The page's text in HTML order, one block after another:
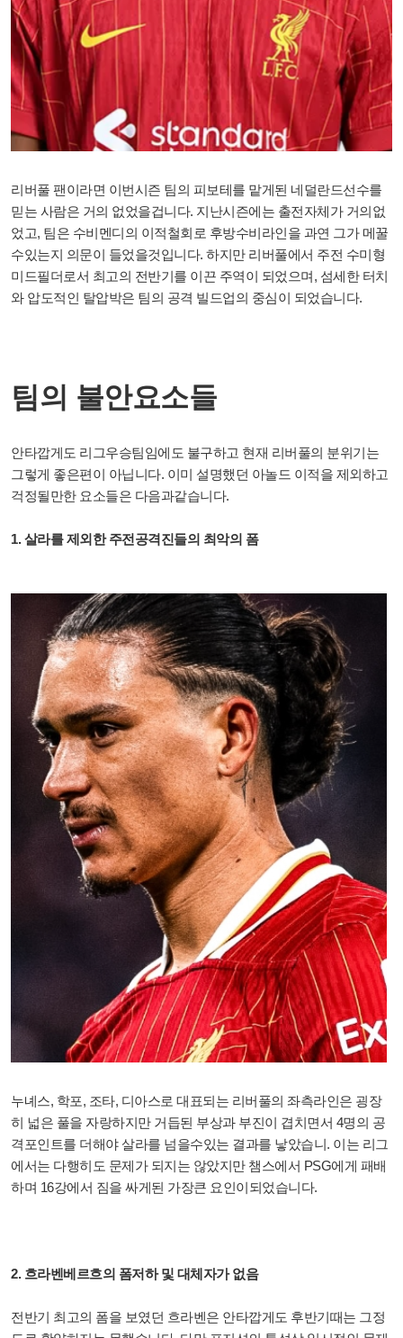
리버풀 팬이라면 이번시즌 팀의 피보테를 맡게된 네덜란드선수를
믿는 사람은 거의 없었을겁니다. 지난시즌에는 출전자체가 거의없
었고, 팀은 수비멘디의 이적철회로 후방수비라인을 과연 그가 메꿀
수있는지 의문이 들었을것입니다. 하지만 리버풀에서 주전 수미형
미드필더로서 최고의 전반기를 이끈 주역이 되었으며, 섬세한 터치
와 압도적인 탈압박은 팀의 공격 빌드업의 중심이 되었습니다.
팀의 불안요소들
안타깝게도 리그우승팀임에도 불구하고 현재 리버풀의 분위기는
그렇게 좋은편이 아닙니다. 이미 설명했던 아놀드 이적을 제외하고
걱정될만한 요소들은 다음과같습니다.
1. 살라를 제외한 주전공격진들의 최악의 폼
누녜스, 학포, 조타, 디아스로 대표되는 리버풀의 좌측라인은 굉장
히 넓은 풀을 자랑하지만 거듭된 부상과 부진이 겹치면서 4명의 공
격포인트를 더해야 살라를 넘을수있는 결과를 낳았습니. 이는 리그
에서는 다행히도 문제가 되지는 않았지만 챔스에서 PSG에게 패배
하며 16강에서 짐을 싸게된 가장큰 요인이되었습니다.
2. 흐라벤베르흐의 폼저하 및 대체자가 없음
전반기 최고의 폼을 보였던 흐라벤은 안타깝게도 후반기때는 그정